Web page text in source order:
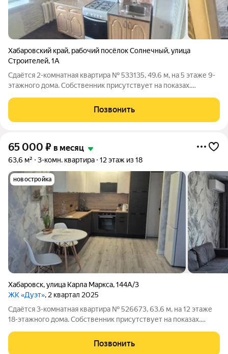
Хабаровский край, рабочий посёлок Солнечный,улица
Строителей,1А
Сдаётся 2-комнатная квартира № 533135, 49.6 м, на 5 этаже 9-
этажного дома. Собственник присутствует на показах.
оплачиваются отдельно. По условиям проживания: можно с
детьми, можно с питомцами. Срок
Позвонить
65 000 ₽ в месяц
63,6 м² 3-комн. квартира 12 этаж из 18
новостройка
Хабаровск,улица Карла Маркса,144А/3
ЖК «Дуэт», 2 квартал 2025
Сдаётся 3-комнатная квартира № 526673, 63.6 м, на 12 этаже
18-этажного дома. Собственник присутствует на показах.
оплачиваются отдельно. По условиям проживания: можно с
детьми, можно с питомцами.
Позвонить